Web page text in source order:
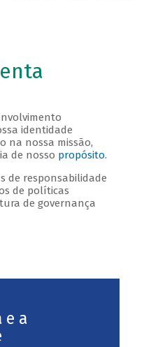
identidade
na nossa missão,
de nosso propósito.
de responsabilidade
de políticas
de governança
e a